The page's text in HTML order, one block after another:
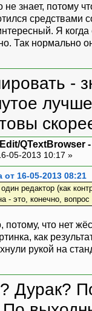
не знает, потому
средствами
Я
Так нормально
-
QTextBrowser
05-2013 10:17 »
от 16-05-2013 08:21
редактор (как
- это, конечно,
потому, что нет
как
рукой на
Дурак?